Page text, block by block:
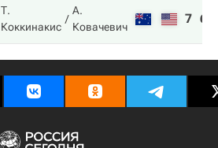
Т.
Коккинакис
А.
Ковачевич
7 6